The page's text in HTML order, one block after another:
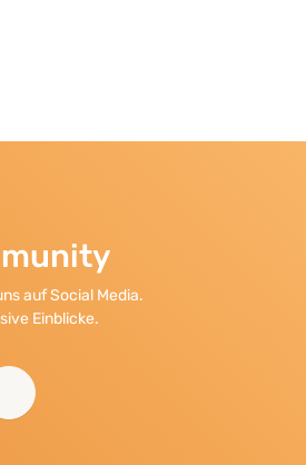
auf Social Media.
Einblicke.